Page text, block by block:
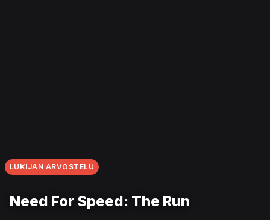
LUKIJAN ARVOSTELU
Need For Speed: The Run